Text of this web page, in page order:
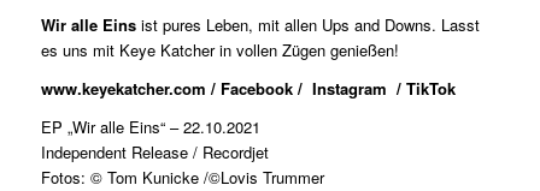
Wir alle Eins ist pures Leben, mit allen Ups and Downs. Lasst
es uns mit Keye Katcher in vollen Zügen genießen!
www.keyekatcher.com / Facebook/ Instagram / TikTok
EP „Wir alle Eins“ – 22.10.2021
Independent Release / Recordjet
Fotos: © Tom Kunicke /©Lovis Trummer